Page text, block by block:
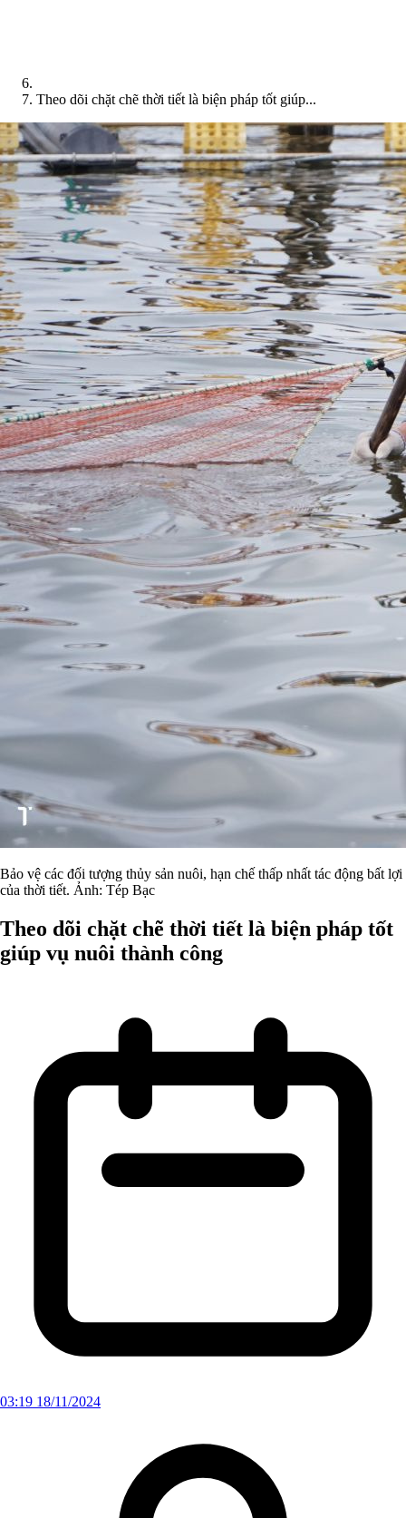
Theo dõi chặt chẽ thời tiết là biện pháp tốt giúp...
Bảo vệ các đối tượng thủy sản nuôi, hạn chế thấp nhất tác động bất lợi
của thời tiết. Ảnh: Tép Bạc
Theo dõi chặt chẽ thời tiết là biện pháp tốt
giúp vụ nuôi thành công
03:19 18/11/2024